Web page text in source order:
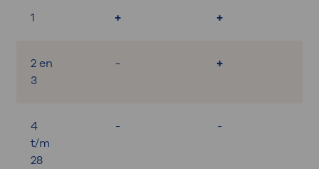
1 + +
2 en
3
- +
4
t/m
28
- -